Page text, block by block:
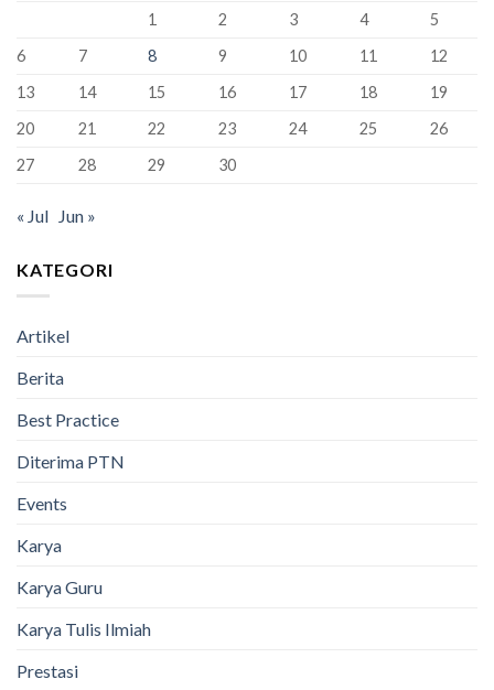
SMAN
Bandung
Lulus
1
2 3 4
5
6
7 8 9 10 11
12
13
14 15 16 17 18
19
20
21 22 23 24 25
26
27
28 29 30
« Jul Jun »
KATEGORI
Artikel
Berita
Best Practice
Diterima PTN
Events
Karya
Karya Guru
Karya Tulis Ilmiah
Prestasi